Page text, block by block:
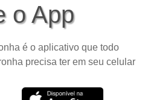
o App
é o aplicativo que todo
precisa ter em seu celular